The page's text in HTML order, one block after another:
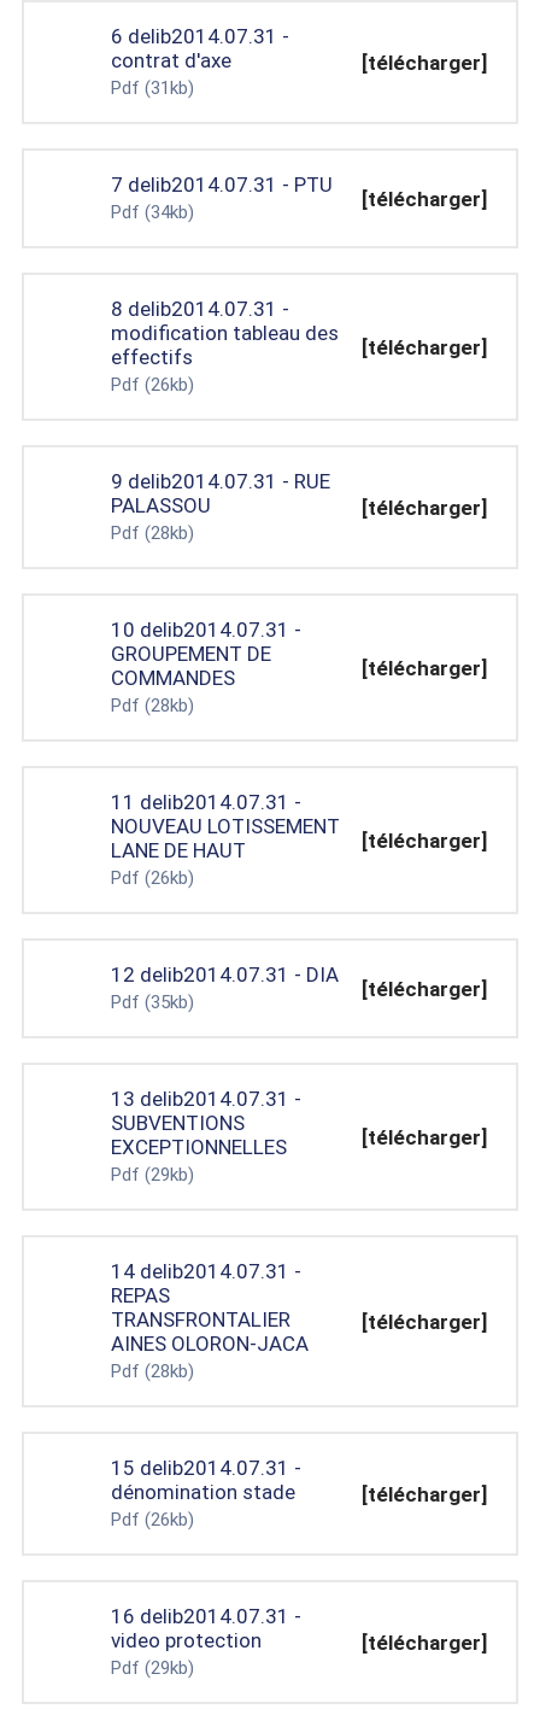
6 delib2014.07.31 -
contrat d'axe
Pdf (31kb)
[télécharger]
7 delib2014.07.31 - PTU
Pdf (34kb)
[télécharger]
8 delib2014.07.31 -
modification tableau des
effectifs
Pdf (26kb)
[télécharger]
9 delib2014.07.31 - RUE
PALASSOU
Pdf (28kb)
[télécharger]
10 delib2014.07.31 -
GROUPEMENT DE
COMMANDES
Pdf (28kb)
[télécharger]
11 delib2014.07.31 -
NOUVEAU LOTISSEMENT
LANE DE HAUT
Pdf (26kb)
[télécharger]
12 delib2014.07.31 - DIA
Pdf (35kb)
[télécharger]
13 delib2014.07.31 -
SUBVENTIONS
EXCEPTIONNELLES
Pdf (29kb)
[télécharger]
14 delib2014.07.31 -
REPAS
TRANSFRONTALIER
AINES OLORON-JACA
Pdf (28kb)
[télécharger]
15 delib2014.07.31 -
dénomination stade
Pdf (26kb)
[télécharger]
16 delib2014.07.31 -
video protection
Pdf (29kb)
[télécharger]